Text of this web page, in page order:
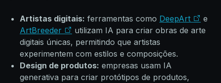
Artistas digitais: ferramentas como DeepArt
e
ArtBreeder
utilizam IA para criar obras de arte
digitais únicas, permitindo que artistas
experimentem com estilos e composições.
Design de produtos: empresas usam IA
generativa para criar protótipos de produtos,